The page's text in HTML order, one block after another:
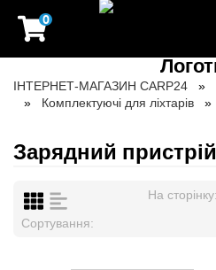
0
ІНТЕРНЕТ-МАГАЗИН CARP24
Комплектуючі для ліхтарів
Зарядний пристрій
На сторінку:
Сортування: